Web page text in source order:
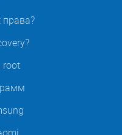
права?
root